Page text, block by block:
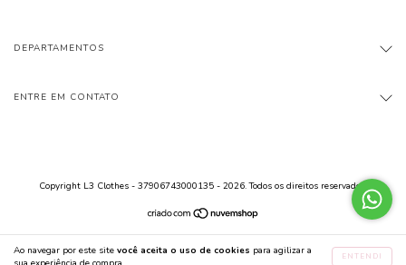
Ao navegar por este site você aceita o uso de cookies para agilizar a
ENTENDI
DEPARTAMENTOS
ENTRE EM CONTATO
Copyright L3 Clothes - 37906743000135 - 2026. Todos os direitos reservados.